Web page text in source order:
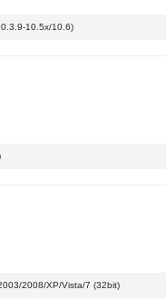
10.5x/10.6)
2008/XP/Vista/7 (32bit)